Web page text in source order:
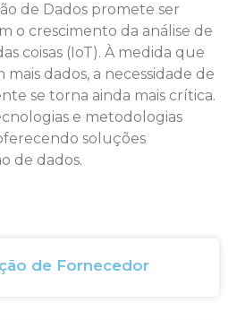
de Dados promete ser
o crescimento da análise de
coisas (IoT). À medida que
dados, a necessidade de
se torna ainda mais crítica.
e metodologias
soluções
de dados.
de Fornecedor